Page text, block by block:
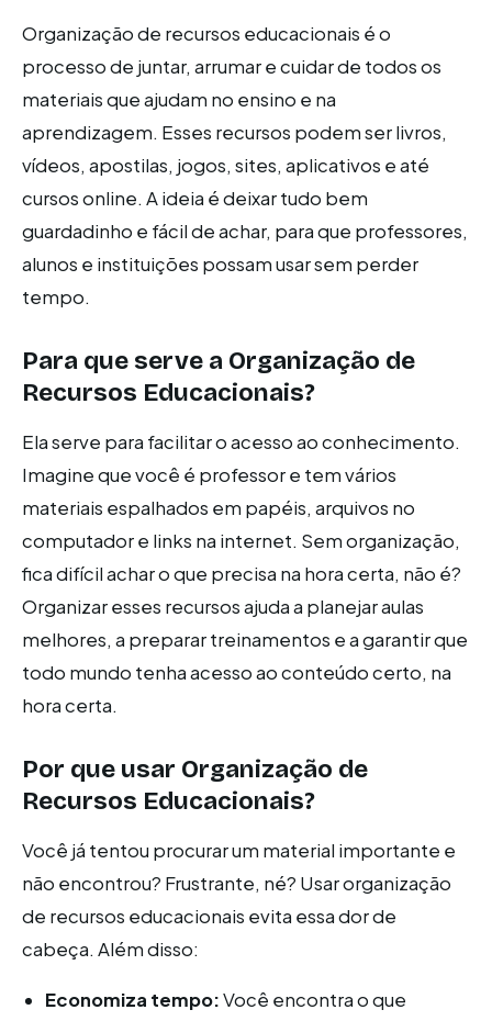
Organização de recursos educacionais é o
processo de juntar, arrumar e cuidar de todos os
materiais que ajudam no ensino e na
aprendizagem. Esses recursos podem ser livros,
vídeos, apostilas, jogos, sites, aplicativos e até
cursos online. A ideia é deixar tudo bem
guardadinho e fácil de achar, para que professores,
alunos e instituições possam usar sem perder
tempo.
Para que serve a Organização de
Recursos Educacionais?
Ela serve para facilitar o acesso ao conhecimento.
Imagine que você é professor e tem vários
materiais espalhados em papéis, arquivos no
computador e links na internet. Sem organização,
fica difícil achar o que precisa na hora certa, não é?
Organizar esses recursos ajuda a planejar aulas
melhores, a preparar treinamentos e a garantir que
todo mundo tenha acesso ao conteúdo certo, na
hora certa.
Por que usar Organização de
Recursos Educacionais?
Você já tentou procurar um material importante e
não encontrou? Frustrante, né? Usar organização
de recursos educacionais evita essa dor de
cabeça. Além disso:
Economiza tempo:Você encontra o que